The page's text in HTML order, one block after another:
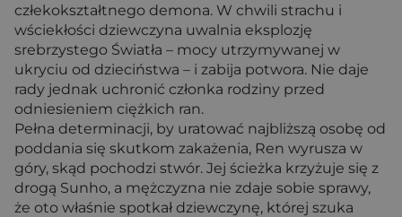
człekokształtnego demona. W chwili strachu i
wściekłości dziewczyna uwalnia eksplozję
srebrzystego Światła – mocy utrzymywanej w
ukryciu od dzieciństwa – i zabija potwora. Nie daje
rady jednak uchronić członka rodziny przed
odniesieniem ciężkich ran.
Pełna determinacji, by uratować najbliższą osobę od
poddania się skutkom zakażenia, Ren wyrusza w
góry, skąd pochodzi stwór. Jej ścieżka krzyżuje się z
drogą Sunho, a mężczyzna nie zdaje sobie sprawy,
że oto właśnie spotkał dziewczynę, której szuka